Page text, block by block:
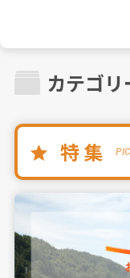
カテゴリ
特 集